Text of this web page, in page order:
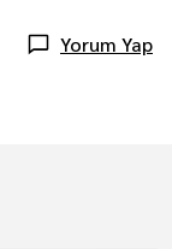
Yorum Yap